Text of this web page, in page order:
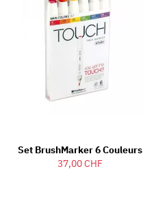
Set BrushMarker 6 Couleurs
37,00 CHF